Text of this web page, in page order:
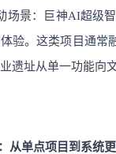
场景：巨神AI超级
验。这类项目通常
遗址从单一功能向
从单点项目到系统